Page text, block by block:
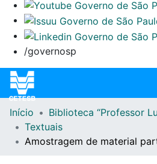
/governosp
Home
Início
Biblioteca “Professor
Textuais
Amostragem de material